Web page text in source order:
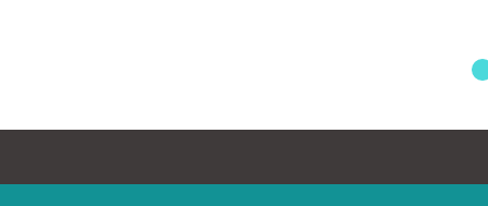
YYDR
ON THE SPOT 实验艺术节